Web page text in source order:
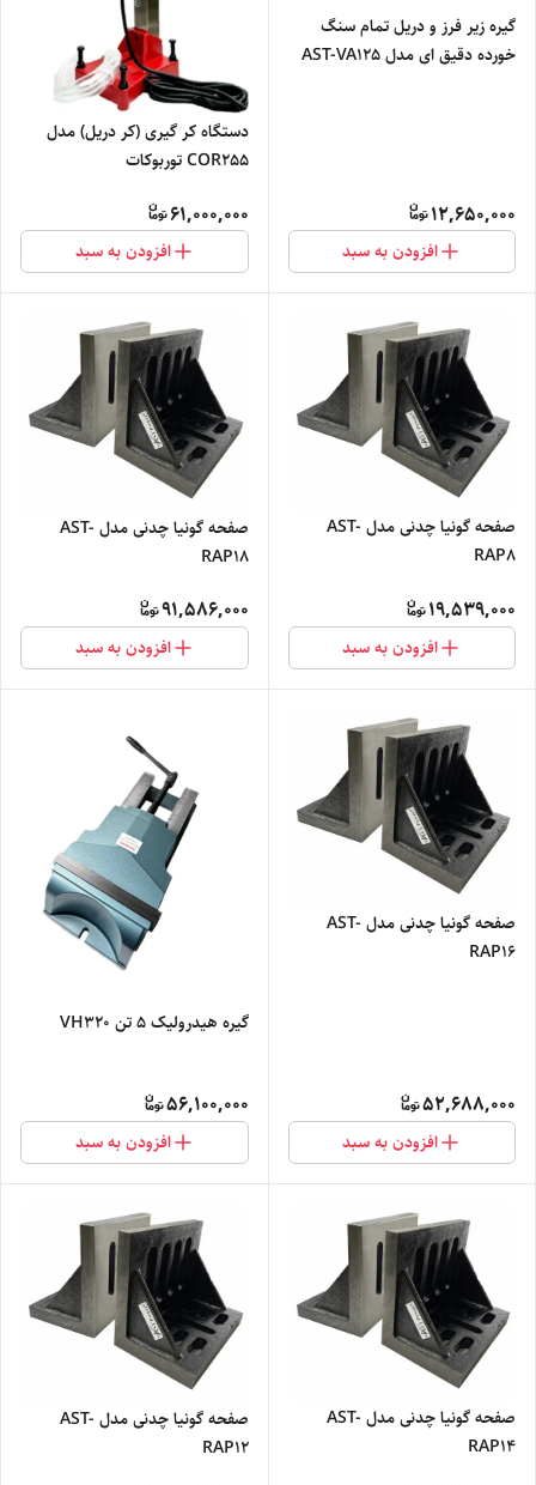
گیره زیر فرز و دریل تمام سنگ
خورده دقیق ای مدل AST-VA125
12,650,000
افزودن به سبد
دستگاه کر گیری (کر دریل) مدل
COR255 توربوکات
61,000,000
افزودن به سبد
صفحه گونیا چدنی مدل AST-
RAP8
19,539,000
افزودن به سبد
صفحه گونیا چدنی مدل AST-
RAP18
91,586,000
افزودن به سبد
صفحه گونیا چدنی مدل AST-
RAP16
52,688,000
افزودن به سبد
گیره هیدرولیک 5 تن VH320
56,100,000
افزودن به سبد
صفحه گونیا چدنی مدل AST-
RAP14
صفحه گونیا چدنی مدل AST-
RAP12